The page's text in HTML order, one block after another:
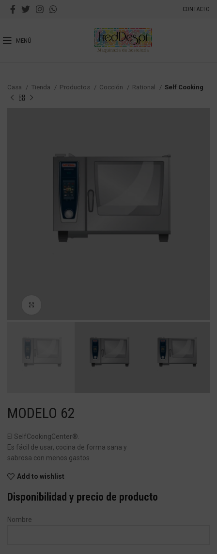
CONTACTO
MENÚ
Casa Tienda Productos Cocción Rational Self Cooking
MODELO 62
El SelfCookingCenter®.
Es fácil de usar, cocina de forma sana y
sabrosa con menos gastos
Add to wishlist
Disponibilidad y precio de producto
Nombre